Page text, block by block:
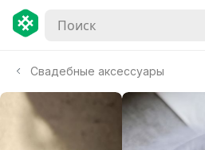
Свадебные аксессуары